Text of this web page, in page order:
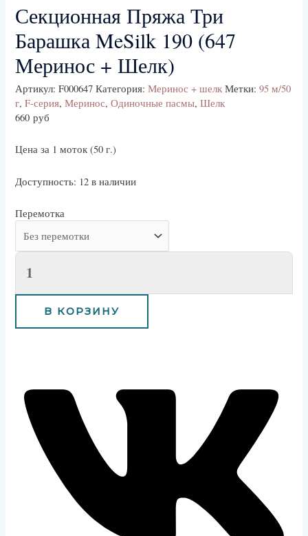
Секционная Пряжа Три
Барашка MeSilk 190 (647
Меринос + Шелк)
Артикул:F000647 Категория:Меринос + шелк Метки:95 м/50
г,F-серия,Меринос,Одиночные пасмы,Шелк
660руб
Цена за 1 моток (50 г.)
Доступность: 12 в наличии
Перемотка
В КОРЗИНУ